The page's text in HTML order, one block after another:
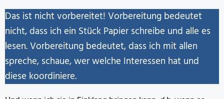
Das ist nicht vorbereitet! Vorbereitung bedeutet
nicht, dass ich ein Stück Papier schreibe und alle es
lesen. Vorbereitung bedeutet, dass ich mit allen
spreche, schaue, wer welche Interessen hat und
diese koordiniere.